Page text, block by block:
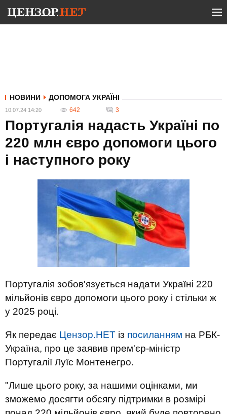
НОВИНИ ДОПОМОГА УКРАЇНІ
10.07.24 14:20 642 3
Португалія надасть Україні по
220 млн євро допомоги цього
і наступного року
Португалія зобов'язується надати Україні 220
мільйонів євро допомоги цього року і стільки ж
у 2025 році.
Як передає Цензор.НЕТ із посиланням на РБК-
Україна, про це заявив прем'єр-міністр
Португалії Луїс Монтенегро.
"Лише цього року, за нашими оцінками, ми
зможемо досягти обсягу підтримки в розмірі